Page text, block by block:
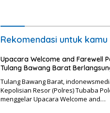
Rekomendasi untuk kamu
Upacara Welcome and Farewell
Tulang Bawang Barat
Tulang Bawang Barat,
Kepolisian Resor (Polres) Tubaba
menggelar Upacara Welcome and…